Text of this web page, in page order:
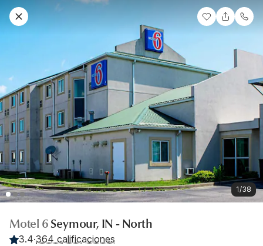
1/38
Motel 6Seymour, IN - North
3.4·364 calificaciones